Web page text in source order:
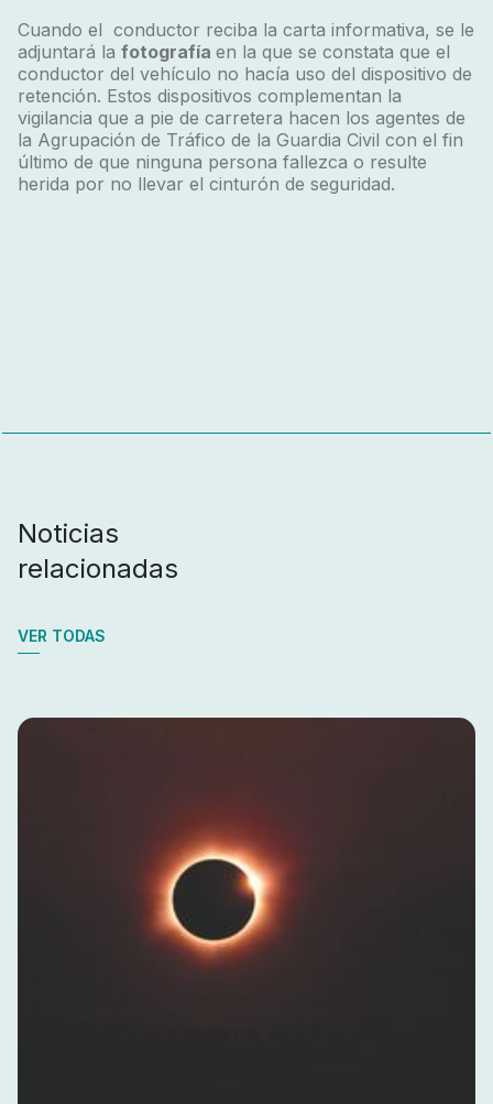
Cuando el conductor reciba la carta informativa, se le
adjuntará la fotografía en la que se constata que el
conductor del vehículo no hacía uso del dispositivo de
retención. Estos dispositivos complementan la
vigilancia que a pie de carretera hacen los agentes de
la Agrupación de Tráfico de la Guardia Civil con el fin
último de que ninguna persona fallezca o resulte
herida por no llevar el cinturón de seguridad.
Noticias
relacionadas
VER TODAS